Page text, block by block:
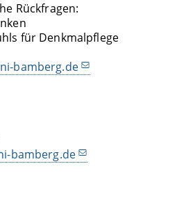
Rückfragen:
für Denkmalpflege
bamberg.de
bamberg.de